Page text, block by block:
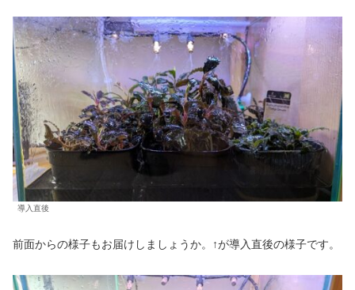
導入直後
前面からの様子もお届けしましょうか。↑が導入直後の様子です。